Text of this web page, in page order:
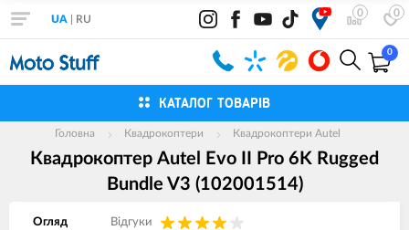
0 0
UA RU
0
КАТАЛОГ ТОВАРІВ
Головна Квадрокоптери Квадрокоптери Autel
Квадрокоптер Autel Evo II Pro 6K Rugged
Bundle V3 (102001514)
Огляд Вiдгуки